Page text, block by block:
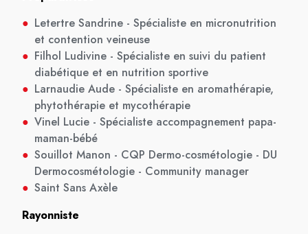
● Letertre Sandrine - Spécialiste en micronutrition
et contention veineuse
● Filhol Ludivine - Spécialiste en suivi du patient
diabétique et en nutrition sportive
● Larnaudie Aude - Spécialiste en aromathérapie,
phytothérapie et mycothérapie
● Vinel Lucie - Spécialiste accompagnement papa-
maman-bébé
● Souillot Manon - CQP Dermo-cosmétologie - DU
Dermocosmétologie - Community manager
● Saint Sans Axèle
Rayonniste